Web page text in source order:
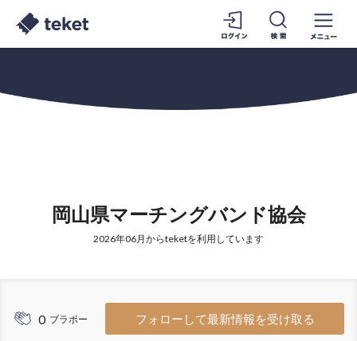
岡山県マーチングバンド協会
2026年06月からteketを利用しています
0 ブラボー フォローして最新情報を受け取る